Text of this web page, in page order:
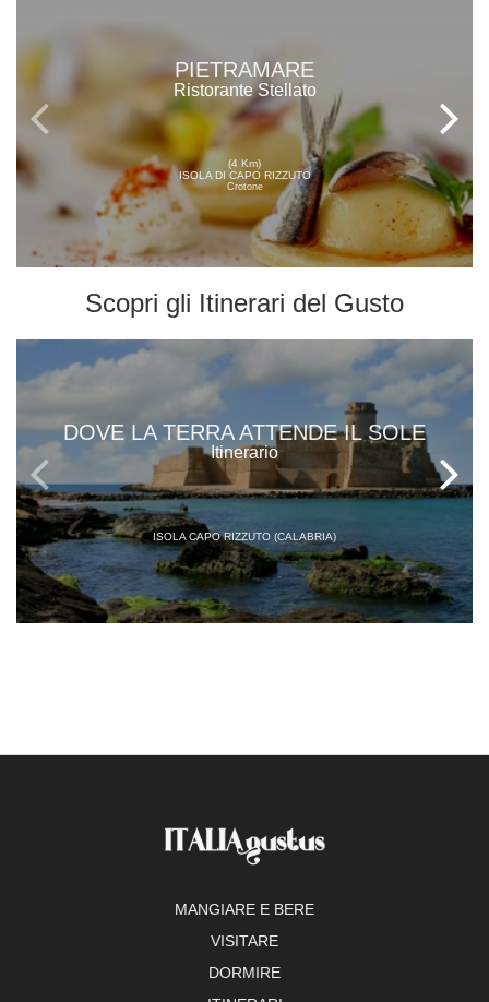
PIETRAMARE
Ristorante Stellato
(4 Km)
ISOLA DI CAPO RIZZUTO
Crotone
Scopri gli Itinerari del Gusto
DOVE LA TERRA ATTENDE IL SOLE
Itinerario
ISOLA CAPO RIZZUTO (CALABRIA)
MANGIARE E BERE
VISITARE
DORMIRE